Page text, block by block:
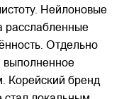
Нейлоновые
расслабленные
Отдельно
выполненное
бренд